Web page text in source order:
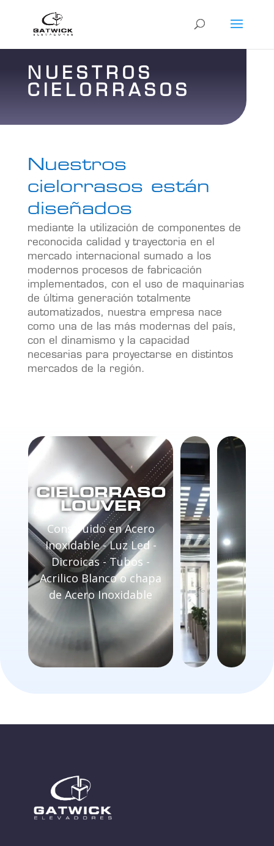
NUESTROS
CIELORRASOS
Nuestros
cielorrasos están
diseñados
mediante la utilización de componentes de
reconocida calidad y trayectoria en el
mercado internacional sumado a los
modernos procesos de fabricación
implementados, con el uso de maquinarias
de última generación totalmente
automatizados, nuestra empresa nace
como una de las más modernas del país,
con el dinamismo y la capacidad
necesarias para proyectarse en distintos
mercados de la región.
CIELORRASO
LOUVER
Construido en Acero
Inoxidable - Luz Led -
Dicroicas - Tubos -
Acrilico Blanco o chapa
de Acero Inoxidable